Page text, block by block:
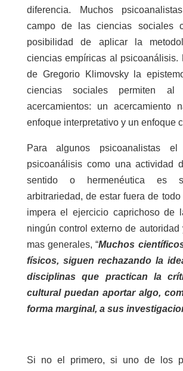
diferencia. Muchos
campo de las ciencias sociales
posibilidad de aplicar la
ciencias empíricas al psicoanálisis.
de Gregorio Klimovsky la
ciencias sociales permiten al
acercamientos: un acercamiento
enfoque interpretativo y un enfoque
Para algunos psicoanalistas
psicoanálisis como una actividad
sentido o hermenéutica es
arbitrariedad, de estar fuera de
impera el ejercicio caprichoso de
ningún control externo de autoridad
mas generales, “Muchos
físicos, siguen rechazando la
disciplinas que practican la
cultural puedan aportar algo,
forma marginal, a sus
Si no el primero, si uno de los